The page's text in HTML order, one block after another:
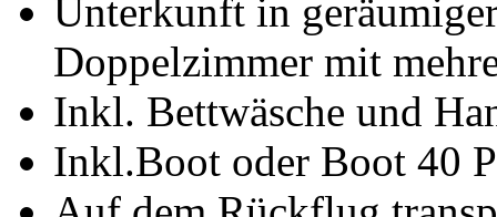
Unterkunft in
Doppelzimmer mit
Inkl. Bettwäsche und
Inkl.Boot oder Boot 40